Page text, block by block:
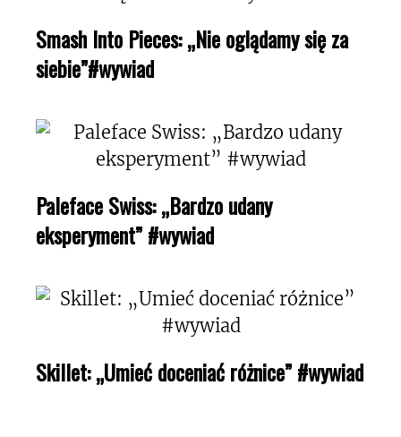
Smash Into Pieces: „Nie oglądamy się za
siebie”#wywiad
Paleface Swiss: „Bardzo udany
eksperyment” #wywiad
Skillet: „Umieć doceniać różnice” #wywiad